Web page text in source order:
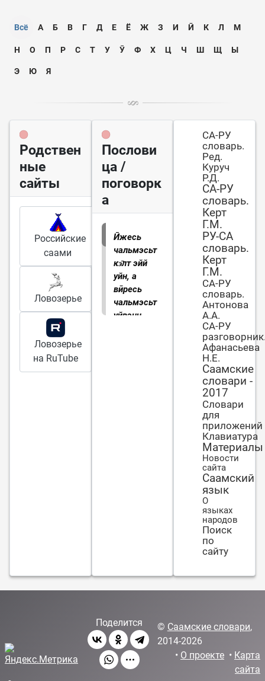
Всё А Б В Г Д Е Ё Ж З И Ӣ К Л М
Н О П Р С Т У Ӯ Ф Х Ц Ч Ш Щ Ы
Э Ю Я
Родствен
ные
сайты
Российские
саами
Ловозерье
Ловозерье
на RuTube
Послови
ца /
поговорк
а
Ӣжесь
чальмэсьт
кэ̄лт эйй
уйн, а
вӣресь
чальмэсьт
уйвэнч
СА-РУ
словарь.
Ред.
Куруч
Р.Д.
СА-РУ
словарь.
Керт
Г.М.
РУ-СА
словарь.
Керт
Г.М.
СА-РУ
словарь.
Антонова
А.А.
СА-РУ
Афанасьева
Н.Е.
Саамские
словари -
2017
Словари
для
приложений
Клавиатура
Материалы
Новости
сайта
Саамский
язык
О
языках
народов
Поиск
по
сайту
Поделится © Саамские словари,
2014-2026
• О проекте • Карта
сайта